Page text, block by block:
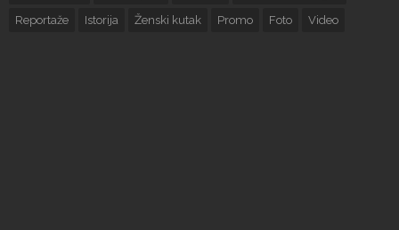
Reportaže Istorija Ženski kutak Promo Foto Video